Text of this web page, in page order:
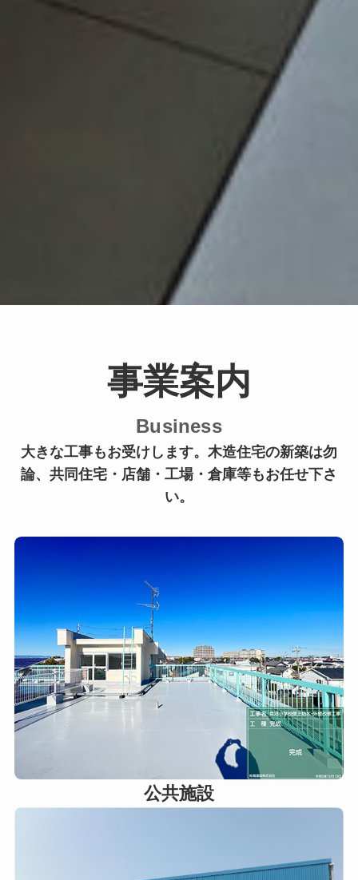
事業案内
Business
大きな工事もお受けします。木造住宅の新築は勿
論、 共同住宅・店舗・工場・倉庫等もお任せ下さ
い。
公共施設